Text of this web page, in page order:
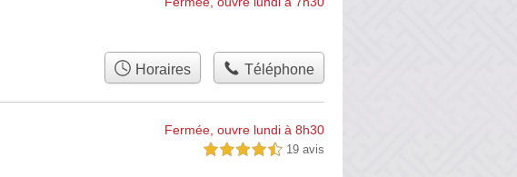
Horaires Téléphone
Fermée, ouvre lundi à 8h30
4,5 étoiles sur 5 19 avis